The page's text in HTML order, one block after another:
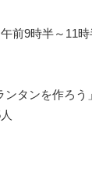
前9時半～11時
タンを作ろう」